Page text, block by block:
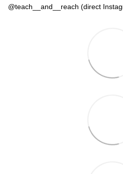
@teach__and__reach (direct